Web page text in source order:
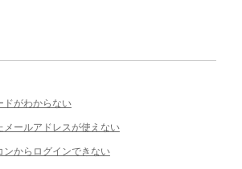
ドがわからない
メールアドレスが使えない
ンからログインできない